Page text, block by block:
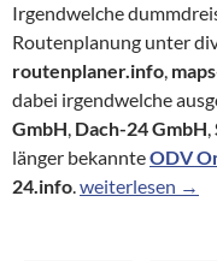
Irgendwelche
Routenplanung unter
routenplaner.info,
dabei irgendwelche
GmbH, Dach-24 GmbH,
länger bekannteODV
24.info.Betrug mit
weiterlesen →